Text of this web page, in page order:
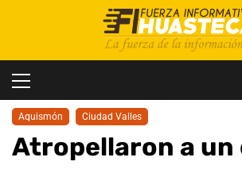
principal
Aquismón Ciudad Valles
Atropellaron a un